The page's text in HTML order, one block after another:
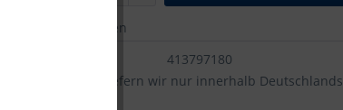
Artikel merken
413797180
Diesen Artikel liefern wir nur innerhalb Deutschlands